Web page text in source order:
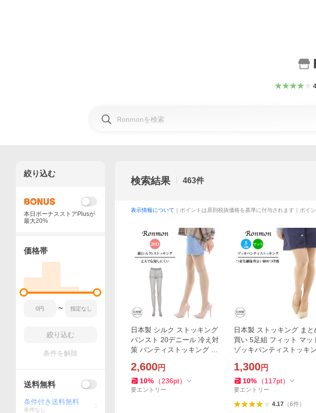
検索結果 463件
表示情報について ｜ポイントは原則税抜価格を基準に付与されます｜ポ
日本製 シルク ストッキング
パンスト 20デニール 冷え対
策 パンティストッキング 足
見える おしゃれ オフィス カ
ジュアル なめらかな
2,600円
10% （236pt）
要エントリー
日本製 ストッキング まと
買い 5足組 フィット マッ
ゾッキパンティストッキン
ッグウェア ベージュ 無地
手 シンプル
1,300円
10% （117pt）
要エントリー
4.17（6件）
絞り込む
本日ボーナスストアPlusが
最大20%
価格帯
〜
絞り込む
条件を解除
送料無料
条件付き送料無料
条件なし